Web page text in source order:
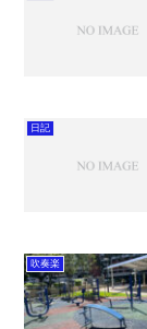
日記
吹奏楽